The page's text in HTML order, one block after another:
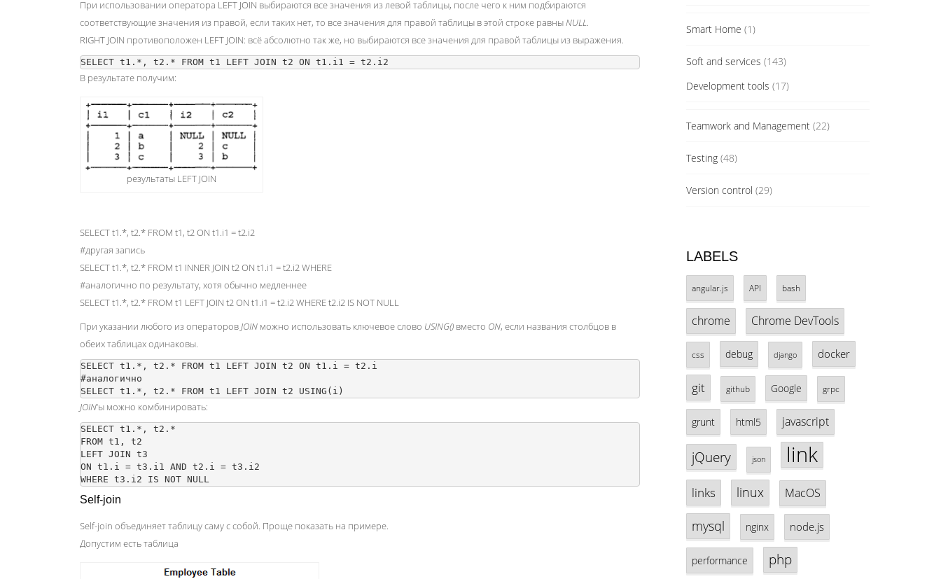
При использовании оператора LEFT JOIN выбираются все значения из левой таблицы, после чего к ним подбираются
соответствующие значения из правой, если таких нет, то все значения для правой таблицы в этой строке равныNULL.
RIGHT JOIN противоположен LEFT JOIN: всё абсолютно так же, но выбираются все значения для правой таблицы из выражения.
В результате получим:
результаты LEFT JOIN
SELECT t1.*, t2.* FROM t1, t2 ON t1.i1 = t2.i2
#другая запись
SELECT t1.*, t2.* FROM t1 INNER JOIN t2 ON t1.i1 = t2.i2 WHERE
#аналогично по результату, хотя обычно медленнее
SELECT t1.*, t2.* FROM t1 LEFT JOIN t2 ON t1.i1 = t2.i2 WHERE t2.i2 IS NOT NULL
При указании любого из операторовJOIN можно использовать ключевое слово USING() вместо ON, если названия столбцов в
обеих таблицах одинаковы.
SELECT t1.*, t2.* FROM t1 LEFT JOIN t2 ON t1.i = t2.i
#аналогично
JOIN‘ы можно комбинировать:
SELECT t1.*, t2.*
FROM t1, t2
LEFT JOIN t3
ON t1.i = t3.i1 AND t2.i = t3.i2
Self-join
Self-join объединяет таблицу саму с собой. Проще показать на примере.
Допустим есть таблица
Smart Home (1)
Soft and services (143)
Development tools (17)
Teamwork and Management(22)
Testing(48)
Version control (29)
LABELS
angular.js API bash
chrome Chrome DevTools
css debug django docker
git github Google grpc
grunt html5 javascript
jQuery json link
links linux MacOS
mysql nginx node.js
performance php